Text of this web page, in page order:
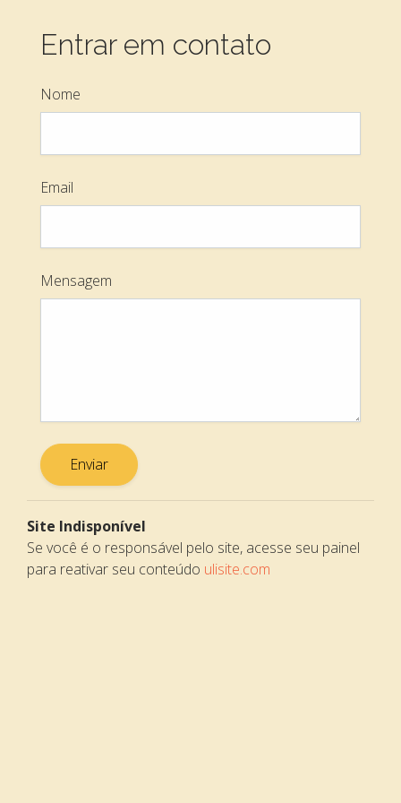
Entrar em contato
Nome
Email
Mensagem
Enviar
Site Indisponível
Se você é o responsável pelo site, acesse seu painel
para reativar seu conteúdo ulisite.com